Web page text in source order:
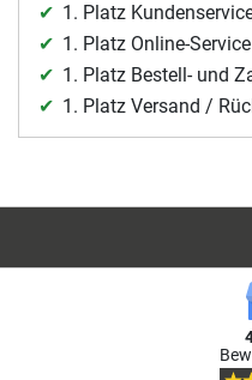
1. Platz
1. Platz Online-Service
1. Platz Bestell- und
1. Platz Versand /